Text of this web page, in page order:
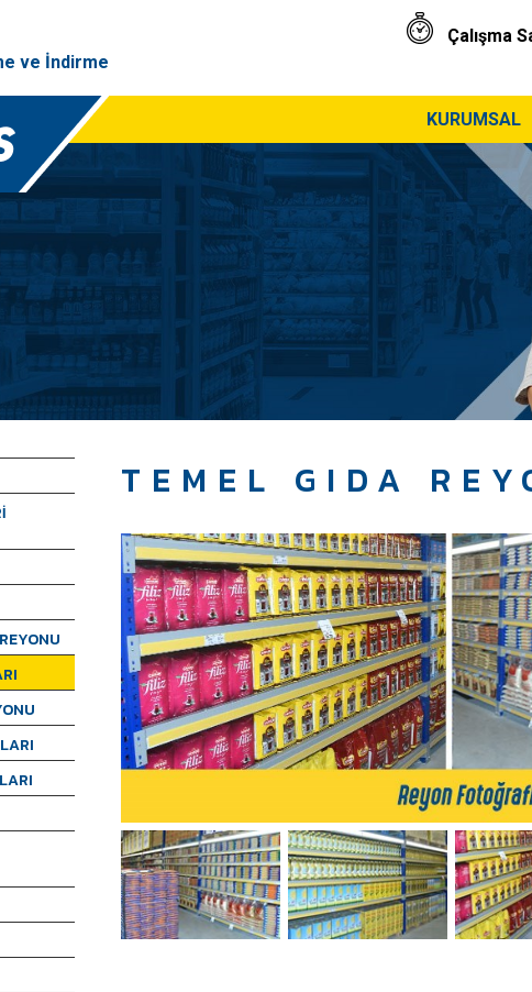
ve İndirme
Çalışma
KURUMSAL
TEMEL GIDA